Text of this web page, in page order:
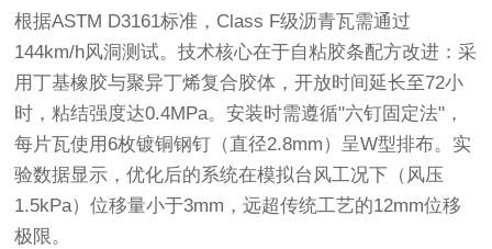
根据ASTM D3161标准，Class F级沥青瓦需通过
144km/h风洞测试。技术核心在于自粘胶条配方改进：采
用丁基橡胶与聚异丁烯复合胶体，开放时间延长至72小
时，粘结强度达0.4MPa。安装时需遵循"六钉固定法"，
每片瓦使用6枚镀铜钢钉（直径2.8mm）呈W型排布。实
验数据显示，优化后的系统在模拟台风工况下（风压
1.5kPa）位移量小于3mm，远超传统工艺的12mm位移
极限。